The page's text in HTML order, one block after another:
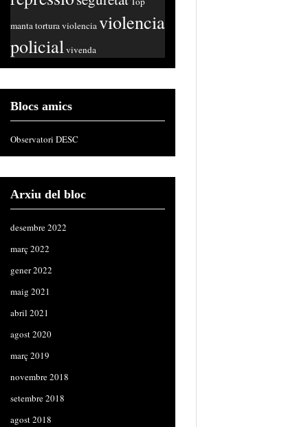
mantatorturaviolenciaviolencia
policialvivenda
Blocs amics
Observatori DESC
Arxiu del bloc
desembre 2022
març 2022
gener 2022
maig 2021
abril 2021
agost 2020
març 2019
novembre 2018
setembre 2018
agost 2018